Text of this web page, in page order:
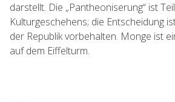
darstellt. Die „Pantheoniserung“ ist
Kulturgeschehens; die Entscheidung
der Republik vorbehalten. Monge ist
auf dem Eiffelturm.